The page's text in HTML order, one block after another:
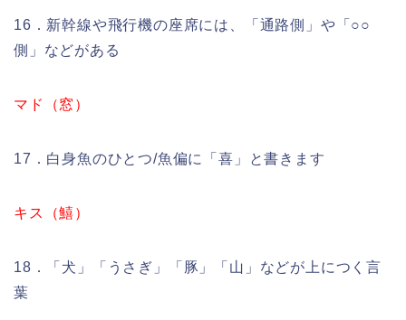
16．新幹線や飛行機の座席には、「通路側」や「○○
側」などがある
マド（窓）
17．白身魚のひとつ/魚偏に「喜」と書きます
キス（鱚）
18．「犬」「うさぎ」「豚」「山」などが上につく言
葉